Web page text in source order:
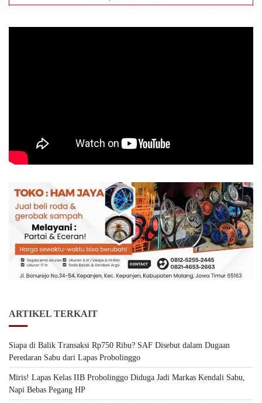
ARTIKEL TERKAIT
Siapa di Balik Transaksi Rp750 Ribu? SAF Disebut dalam Dugaan
Peredaran Sabu dari Lapas Probolinggo
Miris! Lapas Kelas IIB Probolinggo Diduga Jadi Markas Kendali Sabu,
Napi Bebas Pegang HP